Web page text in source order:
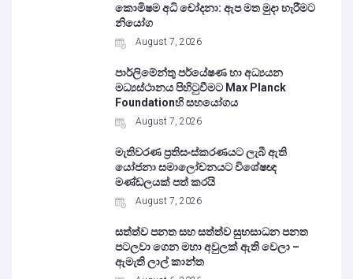
කොමිෂම අධි චෝදනා: ඇප මත මුදා හැරීමට
නියෝග
August 7, 2026
පාර්ලිමේන්තු පර්යේෂණ හා අධ්‍යයන
මධ්‍යස්ථානය පිහිටුවීමට Max Planck
Foundationහි සහයෝගය
August 7, 2026
මැතිවරණ ප්‍රතිසංස්කරණයට ලැබී ඇති
යෝජනා සමාලෝචනයට විශේෂඥ
මණ්ඩලයක් පත් කරයි
August 7, 2026
සත්ත්ව පනත සහ සත්ත්ව සුභසාධන පනත
පටලවා ගෙන මහා අවුලක් ඇති වෙලා –
ඇමැති ලාල් කාන්ත